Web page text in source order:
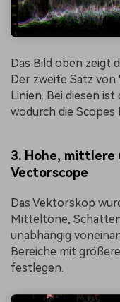
Das Bild oben zeigt
Der zweite Satz
Linien. Bei diesen
wodurch die Scopes
3. Hohe,
Vectorscope
Das Vektorskop
Mitteltöne,
unabhängig
Bereiche mit
festlegen.